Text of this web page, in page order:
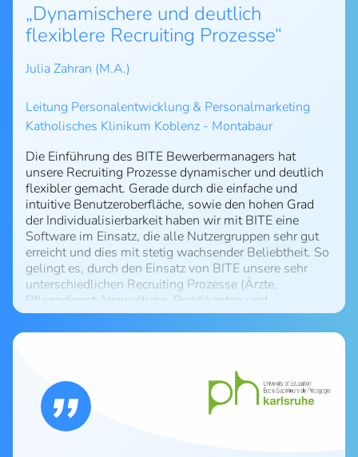
Dynamischere und deutlich
flexiblere Recruiting Prozesse
Julia Zahran (M.A.)
Leitung Personalentwicklung & Personalmarketing
Katholisches Klinikum Koblenz - Montabaur
Die Einführung des BITE Bewerbermanagers hat
unsere Recruiting Prozesse dynamischer und deutlich
flexibler gemacht. Gerade durch die einfache und
intuitive Benutzeroberfläche, sowie den hohen Grad
der Individualisierbarkeit haben wir mit BITE eine
Software im Einsatz, die alle Nutzergruppen sehr gut
erreicht und dies mit stetig wachsender Beliebtheit. So
gelingt es, durch den Einsatz von BITE unsere sehr
unterschiedlichen Recruiting Prozesse (Ärzte,
Pflegedienst, Verwaltung, Praktikanten und
Auszubildenden sowie Bewerberpooling) stets
individuell und auf die Anforderungen der jeweiligen
der Einführung von BITE noch schneller, transparenter
und somit auch erfolgreicher bei der Besetzung freier
Vakanzen - dies führt zu mehr Zufriedenheit sowohl im
Bereich HR, den Fachbereichen als auch bei den